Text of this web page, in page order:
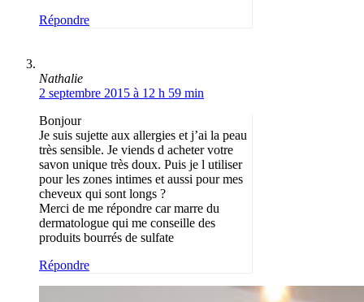
Répondre
Nathalie
2 septembre 2015 à 12 h 59 min
Bonjour
Je suis sujette aux allergies et j’ai la peau
très sensible. Je viends d acheter votre
savon unique très doux. Puis je l utiliser
pour les zones intimes et aussi pour mes
cheveux qui sont longs ?
Merci de me répondre car marre du
dermatologue qui me conseille des
produits bourrés de sulfate
Répondre